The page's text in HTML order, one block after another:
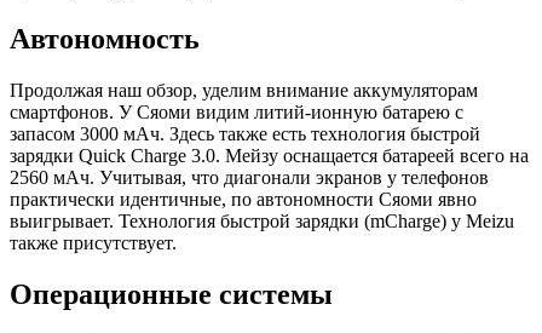
Автономность
Продолжая наш обзор, уделим внимание аккумуляторам
смартфонов. У Сяоми видим литий-ионную батарею с
запасом 3000 мАч. Здесь также есть технология быстрой
зарядки Quick Charge 3.0. Мейзу оснащается батареей всего на
2560 мАч. Учитывая, что диагонали экранов у телефонов
практически идентичные, по автономности Сяоми явно
выигрывает. Технология быстрой зарядки (mCharge) у Meizu
также присутствует.
Операционные системы